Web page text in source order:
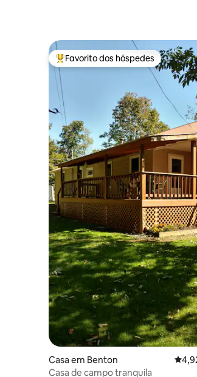
Favoritos dos hóspedes mais
Favorito dos hóspedes
Casa em Benton
Casa de campo tranquila